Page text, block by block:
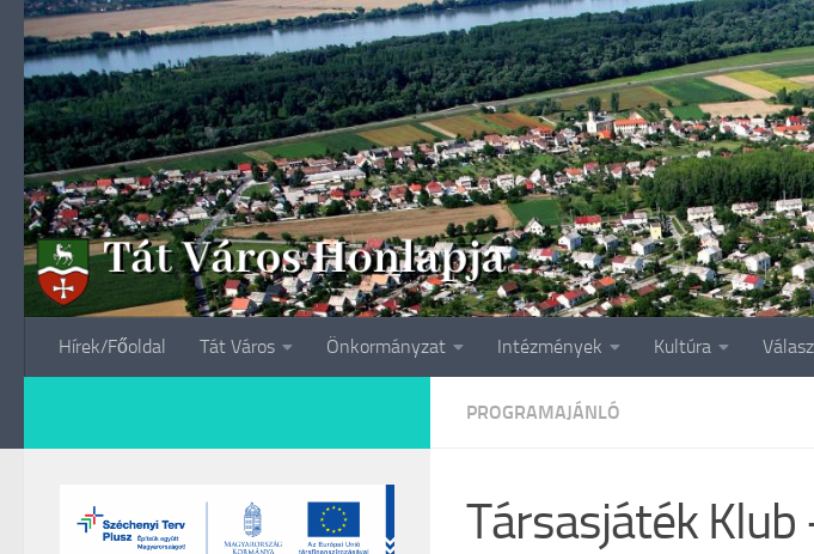
Skip to content
Hírek/Főoldal Tát Város Önkormányzat Intézmények Kultúra
PROGRAMAJÁNLÓ
Társasjáték